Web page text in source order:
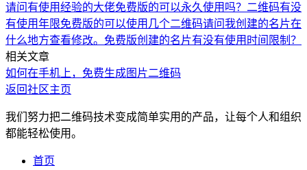
请问有使用经验的大佬免费版的可以永久使用吗？ 二维码有没
有使用年限免费版的可以使用几个二维码请问我创建的名片在
什么地方查看修改。免费版创建的名片有没有使用时间限制？
相关文章
如何在手机上，免费生成图片二维码
返回社区主页
我们努力把二维码技术变成简单实用的产品，让每个人和组织
都能轻松使用。
首页